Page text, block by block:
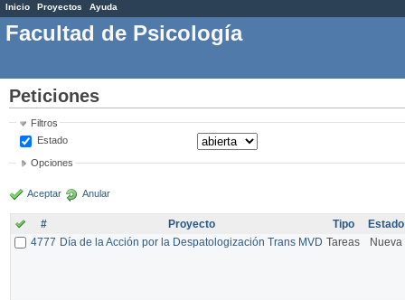
Inicio Proyectos Ayuda
Facultad de Psicología
Peticiones
Filtros
Estado
Opciones
Aceptar Anular
# Proyecto Tipo
Estado
4777 Día de la Acción por la Despatologización Trans MVD Tareas Nueva